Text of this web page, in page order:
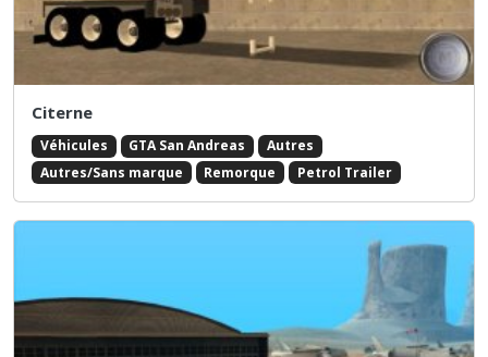
Citerne
Véhicules GTA San Andreas
Autres
Autres/Sans marque
Remorque Petrol Trailer